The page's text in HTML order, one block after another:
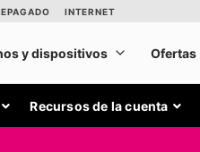
Recursos de la cuenta